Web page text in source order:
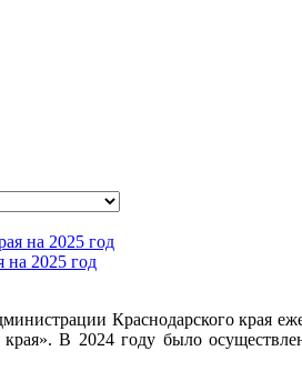
на 2025 год
Краснодарского края
В 2024 году было